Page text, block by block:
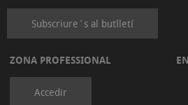
Subscriure´s al butlletí
ZONA PROFESSIONAL
Accedir